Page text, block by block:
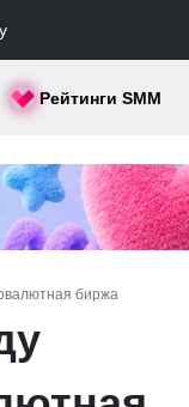
Рейтинги SMM
биржа